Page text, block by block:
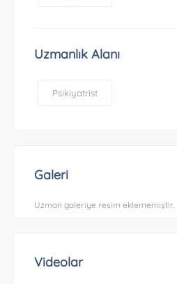
Uzmanlık Alanı
Psikiyatrist
Galeri
Uzman galeriye resim eklememiştir.
Videolar